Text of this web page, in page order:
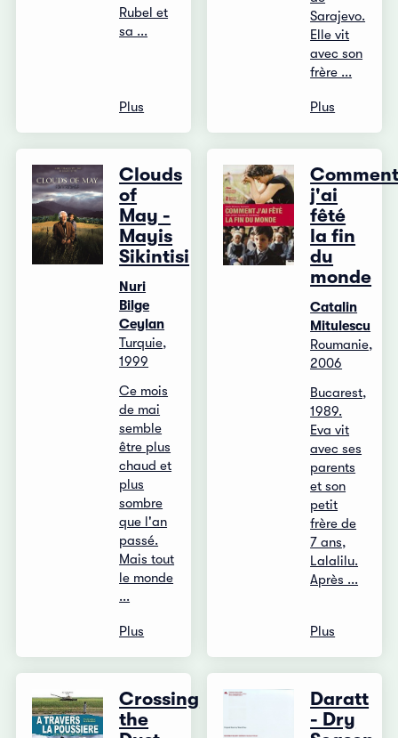
Rubel et
sa ...
Plus
Sarajevo.
Elle vit
avec son
frère ...
Plus
Clouds
of
May -
Mayis
Sikintisi
Nuri
Bilge
Ceylan
Turquie,
1999
Ce mois
de mai
semble
être plus
chaud et
plus
sombre
que l'an
passé.
Mais tout
le monde
...
Plus
j'ai
fêté
la fin
du
monde
Catalin
Mitulescu
Roumanie,
2006
Bucarest,
1989.
Eva vit
avec ses
parents
et son
petit
frère de
7 ans,
Lalalilu.
Après ...
Plus
Crossing
the
Daratt
- Dry